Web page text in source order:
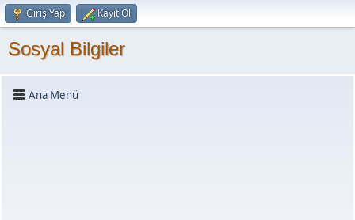
Giriş Yap Kayıt Ol
Sosyal Bilgiler
Ana Menü